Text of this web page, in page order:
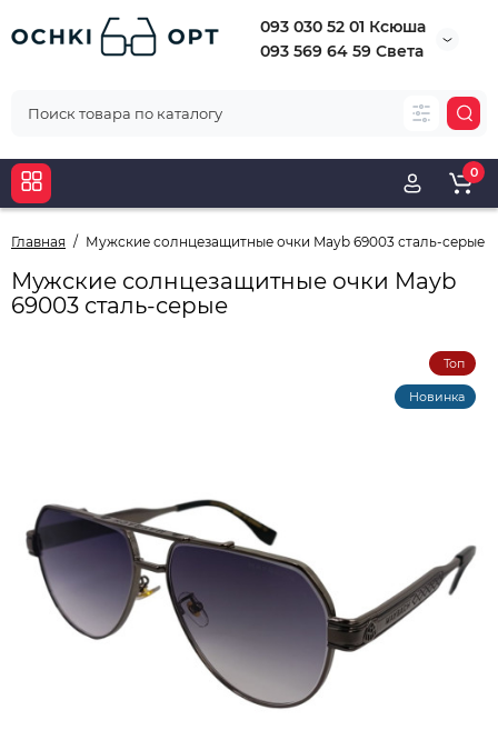
093 030 52 01 Ксюша
093 569 64 59 Света
0
Главная Мужские солнцезащитные очки Mayb 69003 сталь-серые
Мужские солнцезащитные очки Mayb
69003 сталь-серые
Топ
Новинка